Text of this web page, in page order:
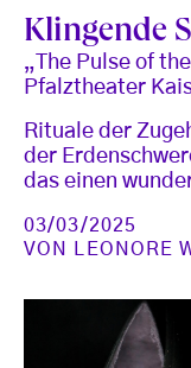
Klingende
„The Pulse of
Pfalztheater
Rituale der
der
das einen
03/03/2025
VON
LEONORE